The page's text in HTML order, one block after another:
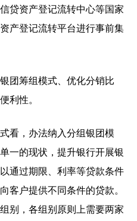
贷资产登记流转中心等国家
产登记流转平台进行事前集
筹组模式、优化分销比
利性。
，办法纳入分组银团模
一的现状，提升银行开展银
通过期限、利率等贷款条件
客户提供不同条件的贷款。
别，各组别原则上需要两家